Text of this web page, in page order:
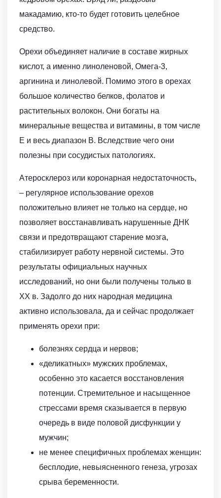
макадамию, кто-то будет готовить целебное
средство.
Орехи объединяет наличие в составе жирных
кислот, а именно линоленовой, Омега-3,
аргинина и линолевой. Помимо этого в орехах
большое количество белков, фолатов и
растительных волокон. Они богаты на
минеральные вещества и витамины, в том числе
Е и весь диапазон В. Вследствие чего они
полезны при сосудистых патологиях.
Атеросклероз или коронарная недостаточность,
– регулярное использование орехов
положительно влияет не только на сердце, но
позволяет восстанавливать нарушенные ДНК
связи и предотвращают старение мозга,
стабилизирует работу нервной системы. Это
результаты официальных научных
исследований, но они были получены только в
ХХ в. Задолго до них народная медицина
активно использовала, да и сейчас продолжает
применять орехи при:
болезнях сердца и нервов;
«деликатных» мужских проблемах,
особенно это касается восстановления
потенции. Стремительное и насыщенное
стрессами время сказывается в первую
очередь в виде половой дисфункции у
мужчин;
не менее специфичных проблемах женщин:
бесплодие, невыясненного генеза, угрозах
срыва беременности.